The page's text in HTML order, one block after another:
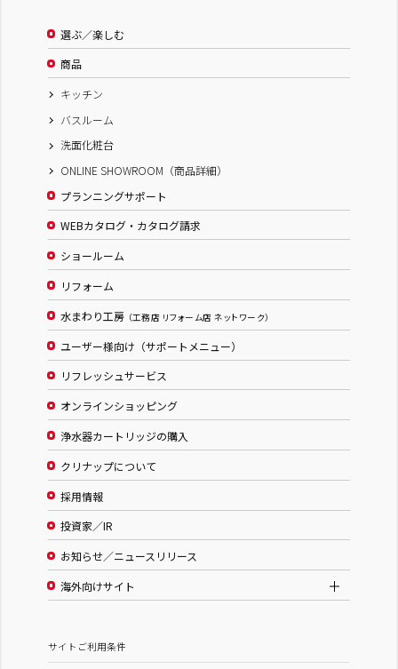
選ぶ／楽しむ
商品
キッチン
バスルーム
洗面化粧台
ONLINE SHOWROOM（商品詳細）
プランニングサポート
WEBカタログ・カタログ請求
ショールーム
リフォーム
水まわり工房 （工務店 リフォーム店 ネットワーク）
ユーザー様向け（サポートメニュー）
リフレッシュサービス
オンラインショッピング
浄水器カートリッジの購入
クリナップについて
採用情報
投資家／IR
お知らせ／ニュースリリース
海外向けサイト
サイトご利用条件